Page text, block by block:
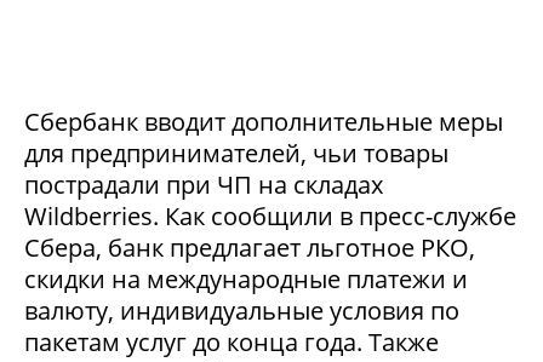
Сбербанк вводит дополнительные меры
для предпринимателей, чьи товары
пострадали при ЧП на складах
Wildberries. Как сообщили в пресс-службе
Сбера, банк предлагает льготное РКО,
скидки на международные платежи и
валюту, индивидуальные условия по
пакетам услуг до конца года. Также